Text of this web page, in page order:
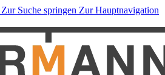
Zur Suche springen Zur Hauptnavigation